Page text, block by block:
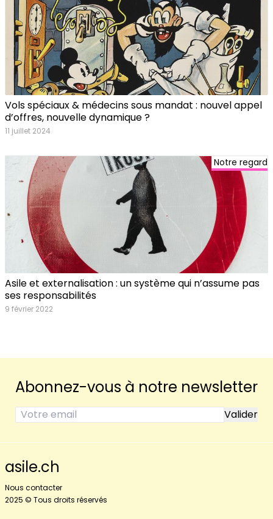
Vols spéciaux & médecins sous mandat : nouvel appel
d’offres, nouvelle dynamique ?
11 juillet 2024
Notre regard
Asile et externalisation : un système qui n’assume pas
ses responsabilités
9 février 2022
Abonnez-vous à notre newsletter
asile.ch
Nous contacter
2025 © Tous droits réservés